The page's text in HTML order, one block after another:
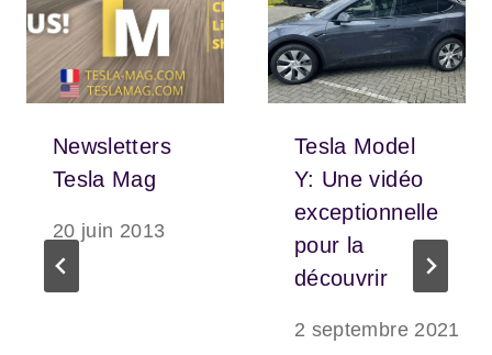
Newsletters
Tesla Mag
20 juin 2013
Tesla Model
Y: Une vidéo
exceptionnelle
pour la
découvrir
2 septembre 2021